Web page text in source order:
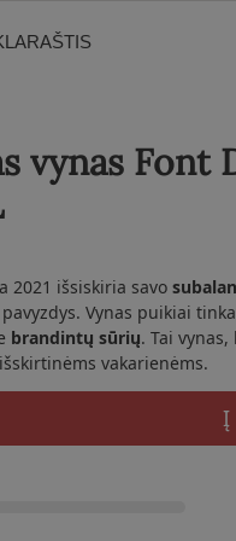
vynas Font
2021 išsiskiria savo
Vynas puikiai
brandintų sūrių. Tai
vakarienėms.
Į